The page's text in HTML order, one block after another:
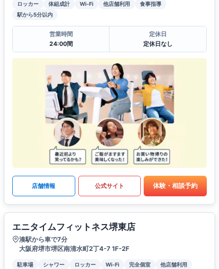
ロッカー 体組成計 Wi-Fi 他店舗利用
食事指導
駅から5分以内
営業時間
24:00間
定休日
定休日なし
店舗情報 公式サイト 体験・相談予約
エニタイムフィットネス堺東店
湊駅から車で7分
大阪府堺市堺区南清水町2丁4-7 1F-2F
駐車場 シャワー ロッカー Wi-Fi 完全個室 他店舗利用